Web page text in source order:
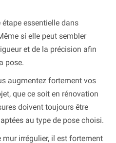
essentielle dans
si elle peut sembler
et de la précision afin
pose.
augmentez fortement vos
que ce soit en rénovation
doivent toujours être
au type de pose choisi.
mur irrégulier, il est fortement